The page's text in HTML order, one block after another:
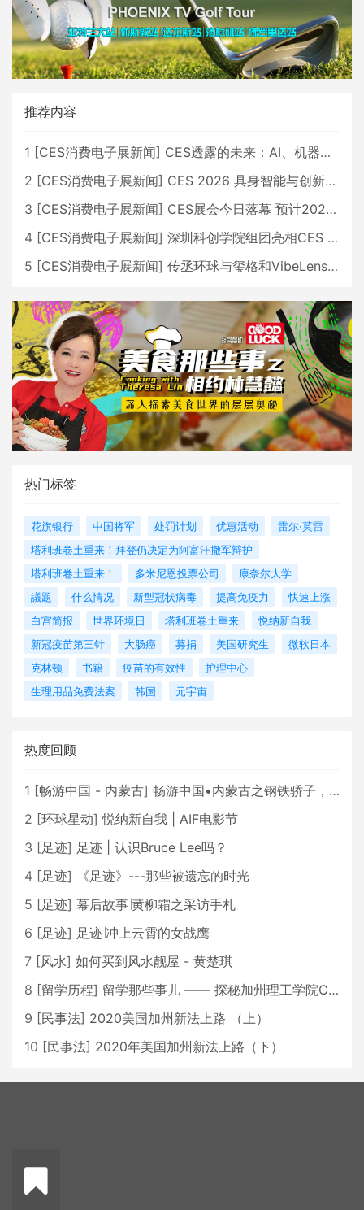
推荐内容
1 [CES消费电子展新闻] CES透露的未来：AI、机器人与智能生活大爆发
2 [CES消费电子展新闻] CES 2026 具身智能与创新领域 中国公司大放异彩
3 [CES消费电子展新闻] CES展会今日落幕 预计2026行业收入将超五千亿美元
4 [CES消费电子展新闻] 深圳科创学院组团亮相CES 广受好评
5 [CES消费电子展新闻] 传丞环球与玺格和VibeLens共同推出全新耳机
热门标签
花旗银行 中国将军 处罚计划 优惠活动
雷尔·莫雷
塔利班卷土重来！拜登仍决定为阿富汗撤军辩护
塔利班卷土重来！
多米尼恩投票公司
康奈尔大学
議題
什么情况 新型冠状病毒 提高免疫力
快速上涨
白宫简报
世界环境日 塔利班卷土重来
悦纳新自我
新冠疫苗第三针
大肠癌 募捐 美国研究生
微软日本
克林顿
书籍 疫苗的有效性
护理中心
生理用品免费法案
韩国 元宇宙
热度回顾
1 [畅游中国 - 内蒙古] 畅游中国•内蒙古之钢铁骄子，魅力包头
2 [环球星动] 悦纳新自我 | AIF电影节
3 [足迹] 足迹 | 认识Bruce Lee吗？
4 [足迹]
《足迹》---那些被遗忘的时光
5 [足迹] 幕后故事∣黄柳霜之采访手札
6 [足迹] 足迹∣冲上云霄的女战鹰
7 [风水] 如何买到风水靓屋 - 黄楚琪
8 [留学历程] 留学那些事儿 —— 探秘加州理工学院Caltech博士生活 [上集]
9 [民事法] 2020美国加州新法上路 （上）
10 [民事法] 2020年美国加州新法上路（下）